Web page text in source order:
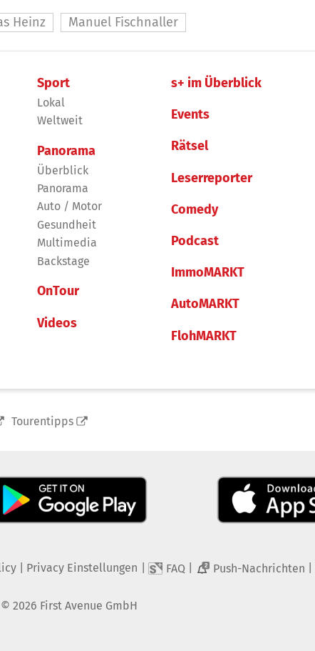
Heinz Manuel Fischnaller
Sport
Lokal
Weltweit
Panorama
Überblick
Panorama
Auto / Motor
Gesundheit
Multimedia
Backstage
OnTour
Videos
s+ im Überblick
Events
Rätsel
Leserreporter
Comedy
Podcast
ImmoMARKT
AutoMARKT
FlohMARKT
Tourentipps
| Privacy Einstellungen FAQ 2 Push-Nachrichten
© 2026 First Avenue GmbH